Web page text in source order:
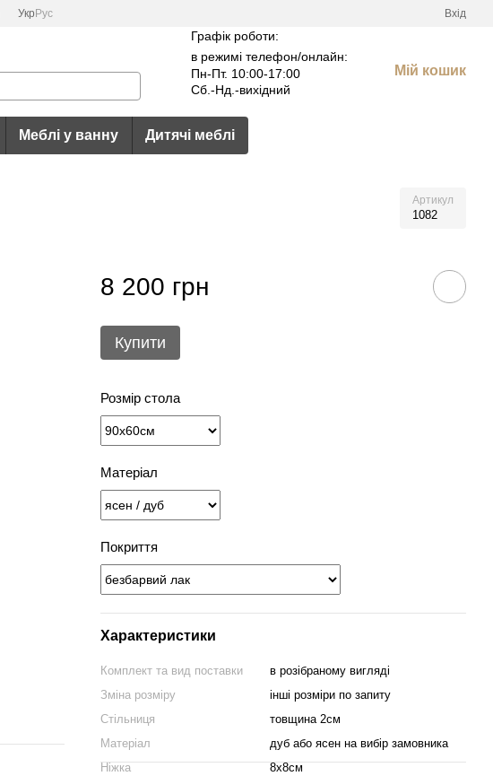
Укр Рус Вхід
Графік роботи:
в режимі телефон/онлайн:
Пн-Пт. 10:00-17:00
Сб.-Нд.-вихідний
Мій кошик
Меблі у ванну Дитячі меблі
Артикул
1082
8 200 грн
Купити
Розмір стола
Матеріал
Покриття
Характеристики
Комплект та вид поставки
в розібраному вигляді
Зміна розміру
інші розміри по запиту
Стільниця
товщина 2см
Матеріал
дуб або ясен на вибір замовника
Ніжка
8х8см